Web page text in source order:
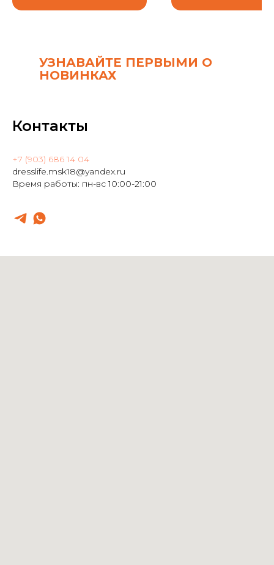
УЗНАВАЙТЕ ПЕРВЫМИ О
НОВИНКАХ
Контакты
+7 (903) 686 14 04
dresslife.msk18@yandex.ru
Время работы: пн-вс 10:00-21:00